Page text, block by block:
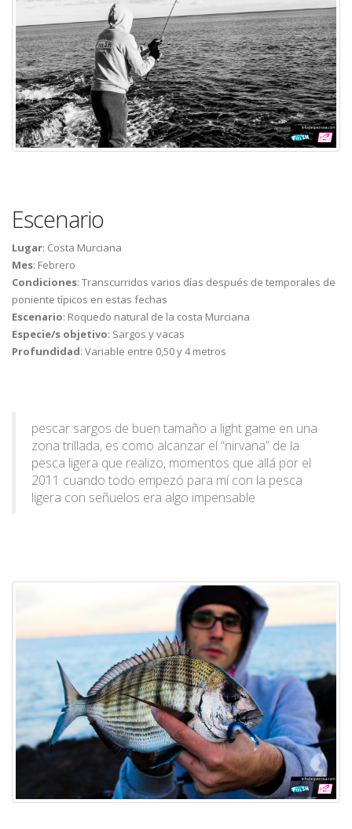
Escenario
Lugar: Costa Murciana
Mes: Febrero
Condiciones: Transcurridos varios días después de temporales de
poniente típicos en estas fechas
Escenario: Roquedo natural de la costa Murciana
Especie/s objetivo: Sargos y vacas
Profundidad: Variable entre 0,50 y 4 metros
pescar sargos de buen tamaño a light game en una
zona trillada, es como alcanzar el “nirvana” de la
pesca ligera que realizo, momentos que allá por el
2011 cuando todo empezó para mí con la pesca
ligera con señuelos era algo impensable